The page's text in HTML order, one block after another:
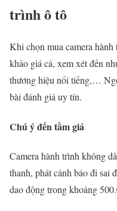
trình ô tô
Khi chọn mua camera
khảo giá cả, xem xét đến
thương hiệu nổi tiếng,…
bài đánh giá uy tín.
Chú ý đến tầm giá
Camera hành trình không
thanh, phát cảnh báo đi
dao động trong khoảng